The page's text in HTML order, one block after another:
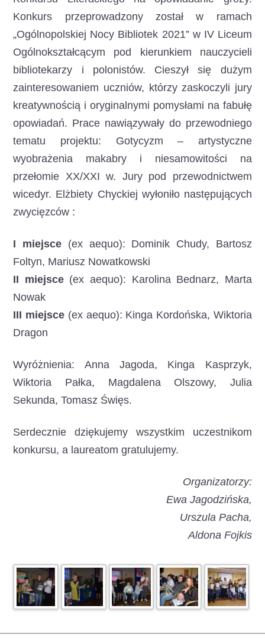
Konkurs przeprowadzony został w ramach
„Ogólnopolskiej Nocy Bibliotek 2021” w IV Liceum
Ogólnokształcącym pod kierunkiem nauczycieli
bibliotekarzy i polonistów. Cieszył się dużym
zainteresowaniem uczniów, którzy zaskoczyli jury
kreatywnością i oryginalnymi pomysłami na fabułę
opowiadań. Prace nawiązywały do przewodniego
tematu projektu: Gotycyzm – artystyczne
wyobrażenia makabry i niesamowitości na
przełomie XX/XXI w. Jury pod przewodnictwem
wicedyr. Elżbiety Chyckiej wyłoniło następujących
zwycięzców :
I miejsce (ex aequo): Dominik Chudy, Bartosz
Foltyn, Mariusz Nowatkowski
II miejsce(ex aequo): Karolina Bednarz, Marta
Nowak
III miejsce (ex aequo): Kinga Kordońska, Wiktoria
Dragon
Wyróżnienia: Anna Jagoda, Kinga Kasprzyk,
Wiktoria Pałka, Magdalena Olszowy, Julia
Sekunda, Tomasz Święs.
Serdecznie dziękujemy wszystkim uczestnikom
konkursu, a laureatom gratulujemy.
Organizatorzy:
Ewa Jagodzińska,
Urszula Pacha,
Aldona Fojkis